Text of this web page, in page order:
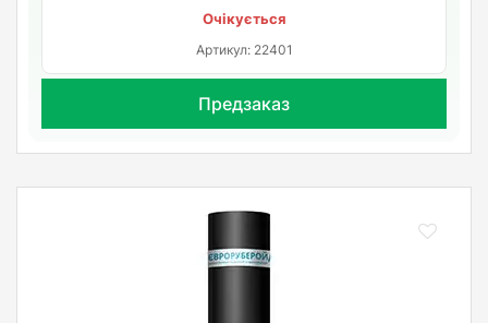
Очікується
Артикул: 22401
Предзаказ